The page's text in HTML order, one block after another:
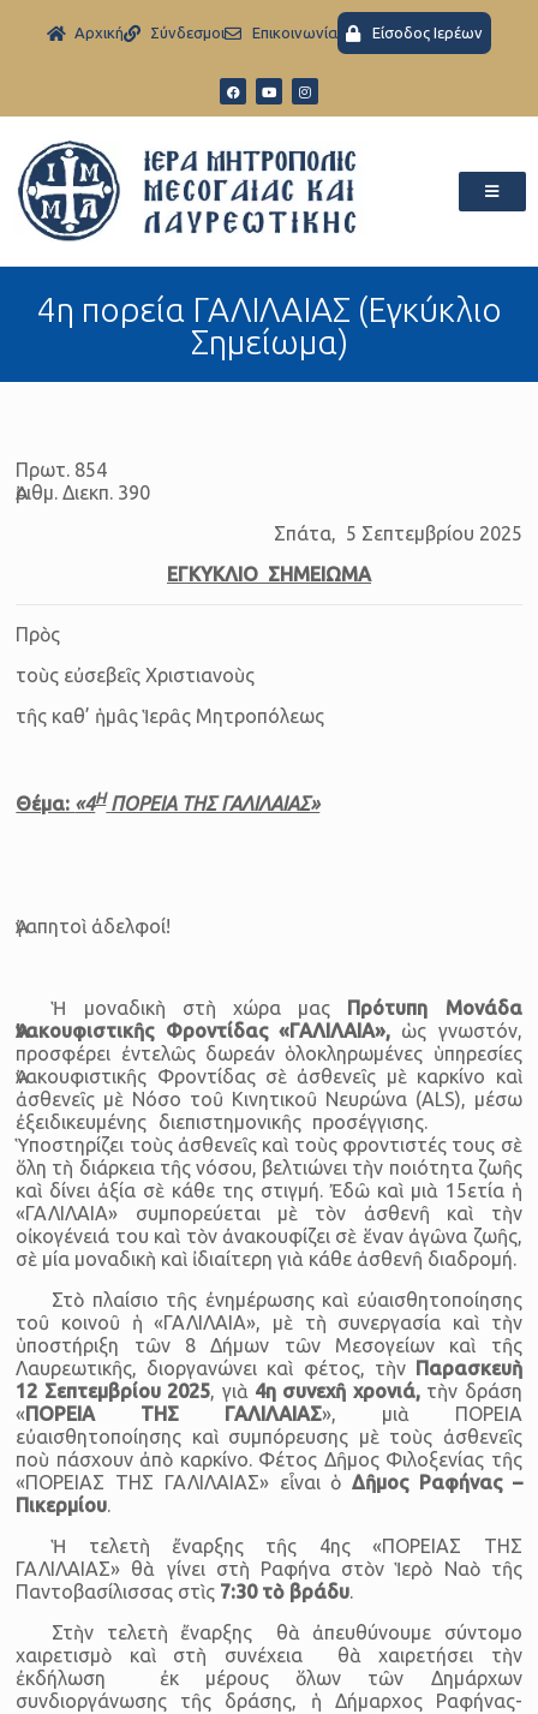
Aρχική Σύνδεσμοι Eπικοινωνία Είσοδος Ιερέων
4η πορεία ΓΑΛΙΛΑΙΑΣ (Εγκύκλιο
Σημείωμα)
Πρωτ. 854
Ἀριθμ. Διεκπ. 390
Σπάτα, 5 Σεπτεμβρίου 2025
ΕΓΚΥΚΛΙΟ ΣΗΜΕΙΩΜΑ
Πρὸς
τοὺς εὐσεβεῖς Χριστιανοὺς
τῆς καθ’ ἡμᾶς Ἱερᾶς Μητροπόλεως
Θέμα: «4ΗΠΟΡΕΙΑ ΤΗΣ ΓΑΛΙΛΑΙΑΣ»
Ἀγαπητοὶ ἀδελφοί!
Ἡ μοναδικὴ στὴ χώρα μας Πρότυπη Μονάδα
Ἀνακουφιστικῆς Φροντίδας «ΓΑΛΙΛΑΙΑ», ὡς γνωστόν,
προσφέρει ἐντελῶς δωρεάν ὁλοκληρωμένες ὑπηρεσίες
Ἀνακουφιστικῆς Φροντίδας σὲ ἀσθενεῖς μὲ καρκίνο καὶ
ἀσθενεῖς μὲ Νόσο τοῦ Κινητικοῦ Νευρώνα (ALS), μέσω
ἐξειδικευμένης διεπιστημονικῆς προσέγγισης.
Ὑποστηρίζει τοὺς ἀσθενεῖς καὶ τοὺς φροντιστές τους σὲ
ὅλη τὴ διάρκεια τῆς νόσου, βελτιώνει τὴν ποιότητα ζωῆς
καὶ δίνει ἀξία σὲ κάθε της στιγμή. Ἐδῶ καὶ μιὰ 15ετία ἡ
«ΓΑΛΙΛΑΙΑ» συμπορεύεται μὲ τὸν ἀσθενῆ καὶ τὴν
οἰκογένειά του καὶ τὸν ἀνακουφίζει σὲ ἕναν ἀγῶνα ζωῆς,
σὲ μία μοναδικὴ καὶ ἰδιαίτερη γιὰ κάθε ἀσθενῆ διαδρομή.
Στὸ πλαίσιο τῆς ἐνημέρωσης καὶ εὐαισθητοποίησης
τοῦ κοινοῦ ἡ «ΓΑΛΙΛΑΙΑ», μὲ τὴ συνεργασία καὶ τὴν
ὑποστήριξη τῶν 8 Δήμων τῶν Μεσογείων καὶ τῆς
Λαυρεωτικῆς, διοργανώνει καὶ φέτος, τὴν Παρασκευὴ
12 Σεπτεμβρίου 2025, γιὰ 4η συνεχῆ χρονιά,τὴν δράση
«ΠΟΡΕΙΑ ΤΗΣ ΓΑΛΙΛΑΙΑΣ», μιὰ ΠΟΡΕΙΑ
εὐαισθητοποίησης καὶ συμπόρευσης μὲ τοὺς ἀσθενεῖς
ποὺ πάσχουν ἀπὸ καρκίνο. Φέτος Δῆμος Φιλοξενίας τῆς
«ΠΟΡΕΙΑΣ ΤΗΣ ΓΑΛΙΛΑΙΑΣ» εἶναι ὁΔῆμος Ραφήνας –
Πικερμίου.
Ἡ τελετὴ ἔναρξης τῆς 4ης «ΠΟΡΕΙΑΣ ΤΗΣ
ΓΑΛΙΛΑΙΑΣ» θὰ γίνει στὴ Ραφήνα στὸν Ἱερὸ Ναὸ τῆς
Παντοβασίλισσας στὶς 7:30 τὸ βράδυ.
Στὴν τελετὴ ἔναρξης θὰ ἀπευθύνουμε σύντομο
χαιρετισμὸ καὶ στὴ συνέχεια θὰ χαιρετήσει τὴν
ἐκδήλωση ἐκ μέρους ὅλων τῶν Δημάρχων
συνδιοργάνωσης τῆς δράσης, ἡ Δήμαρχος Ραφήνας-